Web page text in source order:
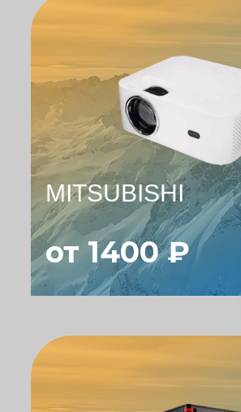
MITSUBISHI
от 1400 ₽